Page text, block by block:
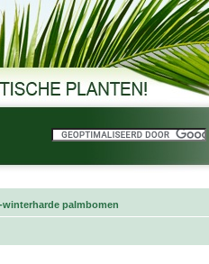
palmbomen